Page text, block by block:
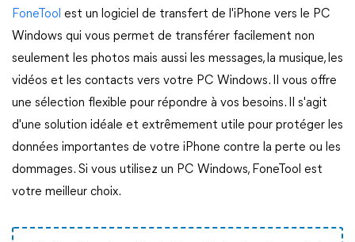
FoneTool est un logiciel de transfert de l'iPhone vers le PC
Windows qui vous permet de transférer facilement non
seulement les photos mais aussi les messages, la musique, les
vidéos et les contacts vers votre PC Windows. Il vous offre
une sélection flexible pour répondre à vos besoins. Il s'agit
d'une solution idéale et extrêmement utile pour protéger les
données importantes de votre iPhone contre la perte ou les
dommages. Si vous utilisez un PC Windows, FoneTool est
votre meilleur choix.